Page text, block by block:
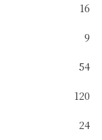
16
9
54
120
24